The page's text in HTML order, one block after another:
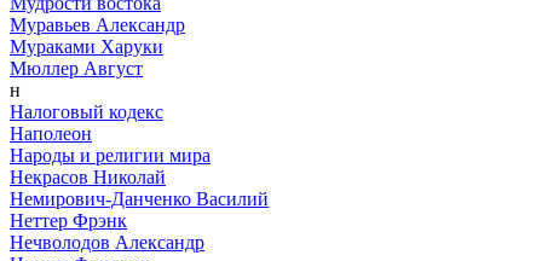
Муравьев Александр
Мураками Харуки
Мюллер Август
н
Налоговый кодекс
Наполеон
Народы и религии мира
Некрасов Николай
Немирович-Данченко Василий
Неттер Фрэнк
Нечволодов Александр